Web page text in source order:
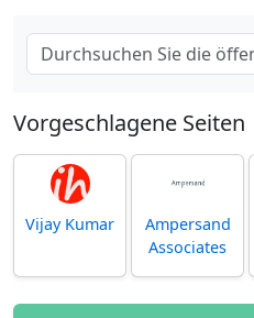
Vorgeschlagene Seiten
Vijay Kumar
Ampersand
Associates